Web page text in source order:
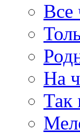
Все
На
Так